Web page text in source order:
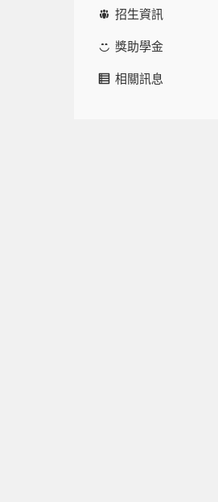
招生資訊
獎助學金
相關訊息